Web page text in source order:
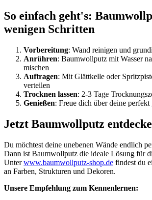
So einfach geht's:
wenigen Schritten
Vorbereitung: Wand reinigen und
Anrühren: Baumwollputz mit Wasser
mischen
Auftragen: Mit Glättkelle oder
verteilen
Trocknen lassen: 2-3 Tage
Genießen: Freue dich über deine perfekt
Jetzt Baumwollputz
Du möchtest deine unebenen Wände endlich
Dann ist Baumwollputz die ideale Lösung für
Unterwww.baumwollputz-shop.de findest du
an Farben, Strukturen und Dekoren.
Unsere Empfehlung zum Kennenlernen: